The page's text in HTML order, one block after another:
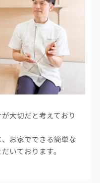
大切だと考えており
お家でできる簡単な
いております。